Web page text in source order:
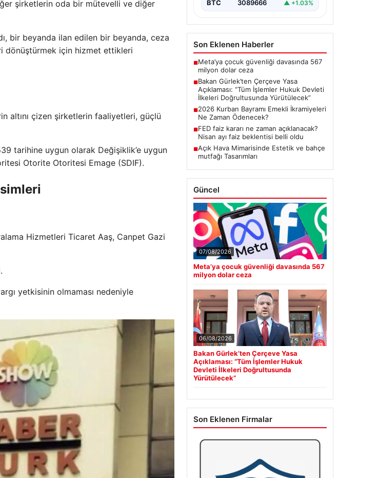
şirketlerin oda bir mütevelli ve diğer
bir beyanda ilan edilen bir beyanda, ceza
dönüştürmek için hizmet ettikleri
altını çizen şirketlerin faaliyetleri, güçlü
tarihine uygun olarak Değişiklik’e uygun
Otorite Otoritesi Emage (SDIF).
Hizmetleri Ticaret Aaş, Canpet Gazi
yetkisinin olmaması nedeniyle
başlatacak çerçeve yasanın
BTC 3089666 ▲ +1.03%
Son Eklenen Haberler
■Meta’ya çocuk güvenliği davasında 567
milyon dolar ceza
■Bakan Gürlek’ten Çerçeve Yasa
Açıklaması: “Tüm İşlemler Hukuk Devleti
İlkeleri Doğrultusunda Yürütülecek”
■2026 Kurban Bayramı Emekli İkramiyeleri
Ne Zaman Ödenecek?
■FED faiz kararı ne zaman açıklanacak?
Nisan ayı faiz beklentisi belli oldu
■Açık Hava Mimarisinde Estetik ve bahçe
mutfağı Tasarımları
Güncel
07/08/2026
Meta’ya çocuk güvenliği davasında 567
milyon dolar ceza
06/08/2026
Bakan Gürlek’ten Çerçeve Yasa
Açıklaması: “Tüm İşlemler Hukuk
Devleti İlkeleri Doğrultusunda
Yürütülecek”
Son Eklenen Firmalar